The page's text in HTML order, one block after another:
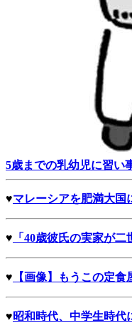
5歳までの乳幼児に習い
♥マレーシアを肥満大国
♥ 「40歳彼氏の実家が
♥ 【画像】もうこの定
♥ 昭和時代、中学生時